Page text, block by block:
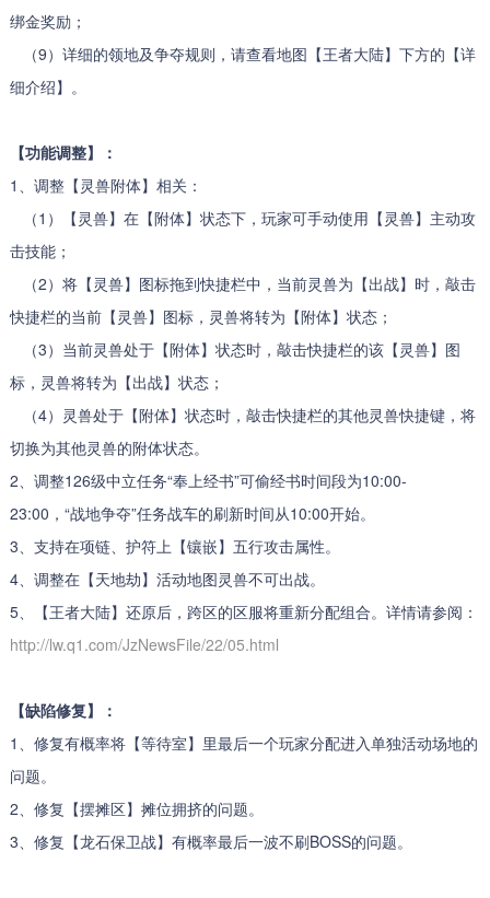
绑金奖励；
（9）详细的领地及争夺规则，请查看地图【王者大陆】下方的【详
细介绍】。
【功能调整】：
1、调整【灵兽附体】相关：
（1）【灵兽】在【附体】状态下，玩家可手动使用【灵兽】主动攻
击技能；
（2）将【灵兽】图标拖到快捷栏中，当前灵兽为【出战】时，敲击
快捷栏的当前【灵兽】图标，灵兽将转为【附体】状态；
（3）当前灵兽处于【附体】状态时，敲击快捷栏的该【灵兽】图
标，灵兽将转为【出战】状态；
（4）灵兽处于【附体】状态时，敲击快捷栏的其他灵兽快捷键，将
切换为其他灵兽的附体状态。
2、调整126级中立任务“奉上经书”可偷经书时间段为10:00-
23:00，“战地争夺”任务战车的刷新时间从10:00开始。
3、支持在项链、护符上【镶嵌】五行攻击属性。
4、调整在【天地劫】活动地图灵兽不可出战。
5、【王者大陆】还原后，跨区的区服将重新分配组合。详情请参阅：
http://lw.q1.com/JzNewsFile/22/05.html
【缺陷修复】：
1、修复有概率将【等待室】里最后一个玩家分配进入单独活动场地的
问题。
2、修复【摆摊区】摊位拥挤的问题。
3、修复【龙石保卫战】有概率最后一波不刷BOSS的问题。